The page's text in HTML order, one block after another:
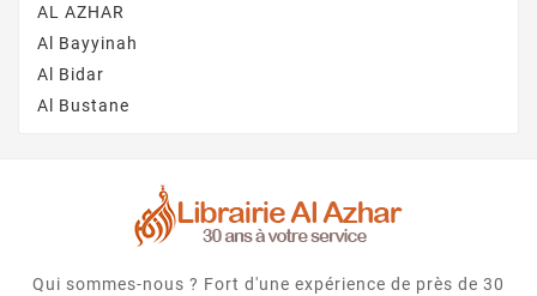
AL AZHAR
Al Bayyinah
Al Bidar
Al Bustane
Qui sommes-nous ? Fort d'une expérience de près de 30